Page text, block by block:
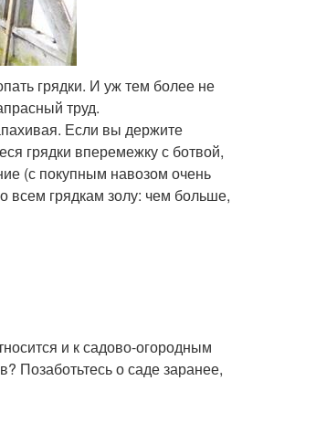
грядки. И уж тем более не
труд.
Если вы держите
грядки вперемежку с ботвой,
(с покупным навозом очень
всем грядкам золу: чем больше,
и к садово-огородным
Позаботьтесь о саде заранее,